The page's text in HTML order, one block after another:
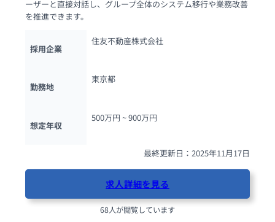
ーザーと直接対話し、グループ全体のシステム移行や業務改善
を推進できます。
採用企業
住友不動産株式会社
勤務地
東京都
想定年収
500万円 ~ 900万円
最終更新日：2025年11月17日
求人詳細を見る
68人が閲覧しています